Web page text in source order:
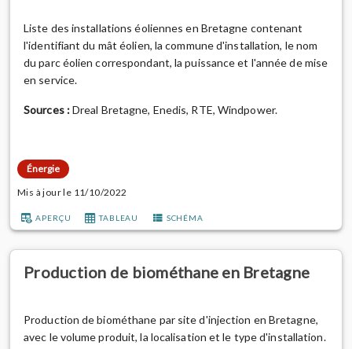
Liste des installations éoliennes en Bretagne contenant
l'identifiant du mât éolien, la commune d'installation, le nom
du parc éolien correspondant, la puissance et l'année de mise
en service.
Sources :Dreal Bretagne, Enedis, RTE, Windpower.
Énergie
Mis à jour le 11/10/2022
APERÇU TABLEAU SCHÉMA
Production de biométhane en Bretagne
Production de biométhane par site d'injection en Bretagne,
avec le volume produit, la localisation et le type d'installation.